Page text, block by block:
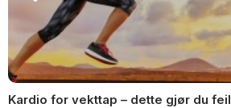
Kardio for vekttap – dette gjør du feil